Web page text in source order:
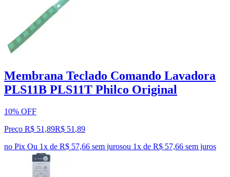
Membrana Teclado Comando Lavadora
PLS11B PLS11T Philco Original
10% OFF
Preço R$ 51,89R$ 51 ,89
no Pix Ou 1x de R$ 57,66 sem jurosou 1x de R$ 57,66 sem juros